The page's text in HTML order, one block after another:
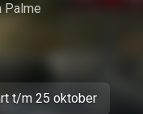
Palme
t/m 25 oktober